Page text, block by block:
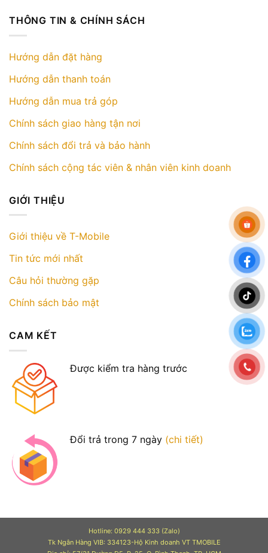
THÔNG TIN & CHÍNH SÁCH
Hướng dẫn đặt hàng
Hướng dẫn thanh toán
Hướng dẫn mua trả góp
Chính sách giao hàng tận nơi
Chính sách đổi trả và bảo hành
Chính sách cộng tác viên & nhân viên kinh doanh
GIỚI THIỆU
Giới thiệu về T-Mobile
Tin tức mới nhất
Câu hỏi thường gặp
Chính sách bảo mật
CAM KẾT
Được kiểm tra hàng trước
Đổi trả trong 7 ngày (chi tiết)
Hotline: 0929 444 333 (Zalo)
Tk Ngân Hàng VIB: 334123-Hộ Kinh doanh VT TMOBILE